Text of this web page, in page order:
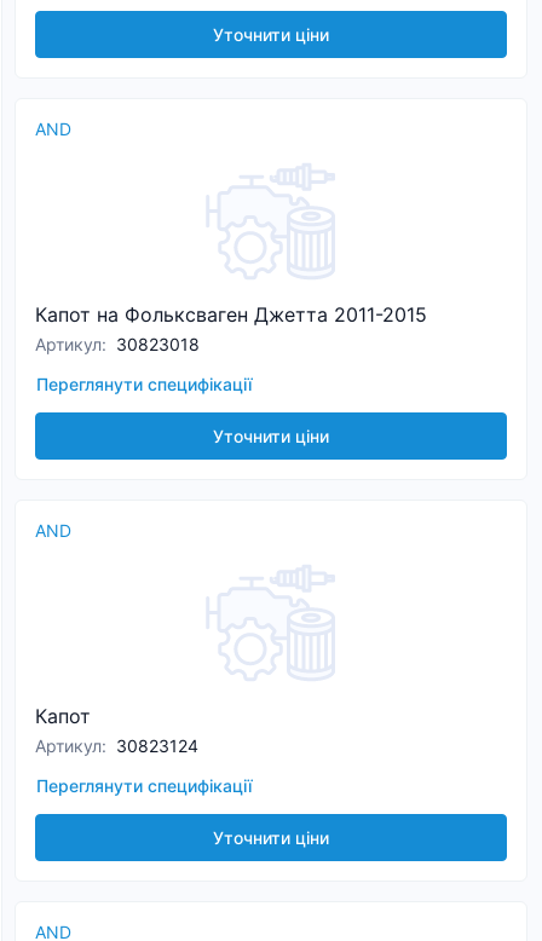
Уточнити ціни
AND
Капот на Фольксваген Джетта 2011-2015
Артикул: 30823018
Переглянути специфікації
Уточнити ціни
AND
Капот
Артикул: 30823124
Переглянути специфікації
Уточнити ціни
AND